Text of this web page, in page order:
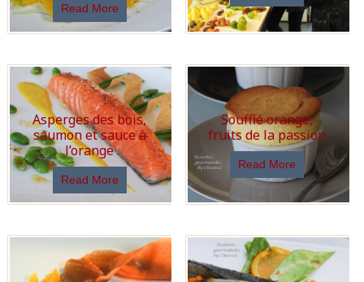
Read More
Asperges des bois,
saumon et sauce à
l’orange
Read More
Soufflé orange,
fruits de la passion
Read More